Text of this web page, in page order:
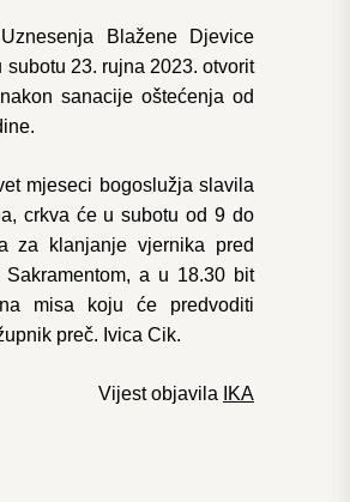
Blažene Djevice
subotu 23. rujna 2023. otvorit
sanacije oštećenja od
mjeseci bogoslužja slavila
crkva će u subotu od 9 do
za klanjanje vjernika pred
Sakramentom, a u 18.30 bit
misa koju će predvoditi
preč. Ivica Cik.
Vijest objavila IKA